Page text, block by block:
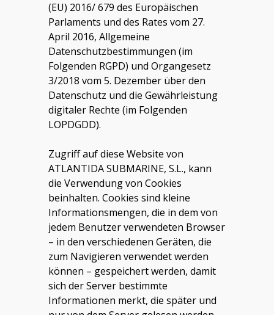
(EU) 2016/ 679 des Europäischen
Parlaments und des Rates vom 27.
April 2016, Allgemeine
Datenschutzbestimmungen (im
Folgenden RGPD) und Organgesetz
3/2018 vom 5. Dezember über den
Datenschutz und die Gewährleistung
digitaler Rechte (im Folgenden
LOPDGDD).
Zugriff auf diese Website von
ATLANTIDA SUBMARINE, S.L., kann
die Verwendung von Cookies
beinhalten. Cookies sind kleine
Informationsmengen, die in dem von
jedem Benutzer verwendeten Browser
– in den verschiedenen Geräten, die
zum Navigieren verwendet werden
können – gespeichert werden, damit
sich der Server bestimmte
Informationen merkt, die später und